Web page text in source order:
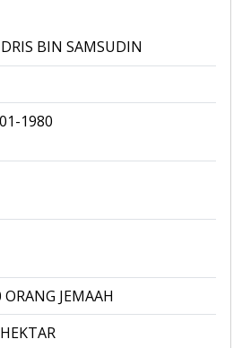
BIN SAMSUDIN
1980
ORANG JEMAAH